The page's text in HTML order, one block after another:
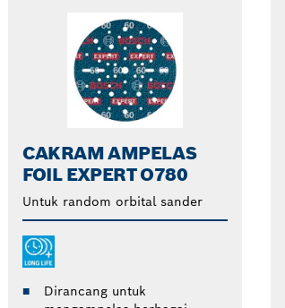
CAKRAM AMPELAS
FOIL EXPERT O780
Untuk random orbital sander
Dirancang untuk